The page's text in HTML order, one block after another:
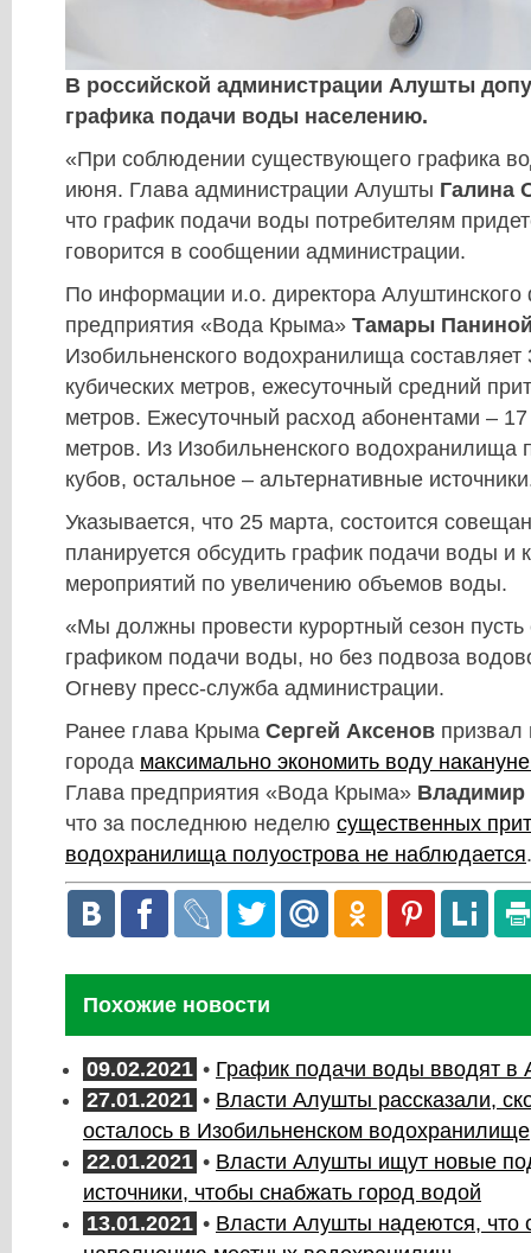
В российской администрации Алушты
графика подачи воды населению.
«При соблюдении существующего графика
июня. Глава администрации Алушты Галина
что график подачи воды потребителям
говорится в сообщении администрации.
По информации и.о. директора
предприятия «Вода Крыма» Тамары
Изобильненского водохранилища
кубических метров, ежесуточный средний
метров. Ежесуточный расход абонентами – 17
метров. Из Изобильненского водохранилища
кубов, остальное – альтернативные
Указывается, что 25 марта, состоится
планируется обсудить график подачи воды и
мероприятий по увеличению объемов воды.
«Мы должны провести курортный сезон
графиком подачи воды, но без подвоза
Огневу пресс-служба администрации.
Ранее глава Крыма Сергей Аксенов
города максимально экономить воду
Глава предприятия «Вода Крыма» Владимир
что за последнюю неделю существенных
водохранилища полуострова не наблюдается.
Похожие новости
09.02.2021 • График подачи воды вводят в
27.01.2021 • Власти Алушты рассказали,
осталось в Изобильненском водохранилище
22.01.2021 • Власти Алушты ищут новые
источники, чтобы снабжать город водой
13.01.2021 • Власти Алушты надеются, что